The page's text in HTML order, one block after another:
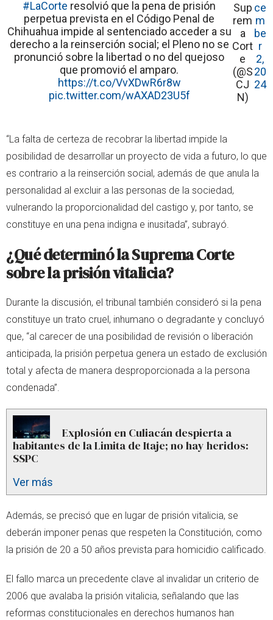
#LaCorte resolvió que la pena de prisión
perpetua prevista en el Código Penal de
Chihuahua impide al sentenciado acceder a su
derecho a la reinserción social; el Pleno no se
pronunció sobre la libertad o no del quejoso
que promovió el amparo.
https://t.co/VvXDwR6r8w
pic.twitter.com/wAXAD23U5f
Sup
rem
a
Cort
e
(@S
CJ
N)
ce
m
be
r
2,
20
24
“La falta de certeza de recobrar la libertad impide la
posibilidad de desarrollar un proyecto de vida a futuro, lo que
es contrario a la reinserción social, además de que anula la
personalidad al excluir a las personas de la sociedad,
vulnerando la proporcionalidad del castigo y, por tanto, se
constituye en una pena indigna e inusitada”, subrayó.
¿Qué determinó la Suprema Corte
sobre la prisión vitalicia?
Durante la discusión, el tribunal también consideró si la pena
constituye un trato cruel, inhumano o degradante y concluyó
que, “al carecer de una posibilidad de revisión o liberación
anticipada, la prisión perpetua genera un estado de exclusión
total y afecta de manera desproporcionada a la persona
condenada”.
Explosión en Culiacán despierta a
habitantes de la Limita de Itaje; no hay heridos:
SSPC
Ver más
Además, se precisó que en lugar de prisión vitalicia, se
deberán imponer penas que respeten la Constitución, como
la prisión de 20 a 50 años prevista para homicidio calificado.
El fallo marca un precedente clave al invalidar un criterio de
2006 que avalaba la prisión vitalicia, señalando que las
reformas constitucionales en derechos humanos han